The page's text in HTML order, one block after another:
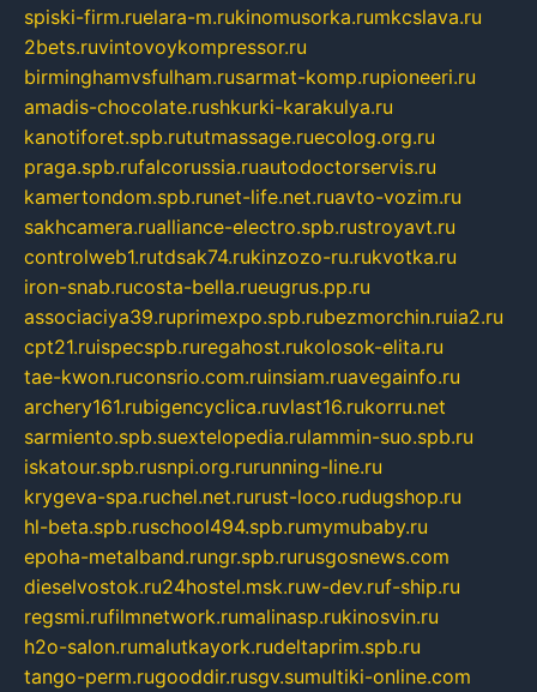
spiski-firm.ruelara-m.rukinomusorka.rumkcslava.ru
2bets.ruvintovoykompressor.ru
birminghamvsfulham.rusarmat-komp.rupioneeri.ru
amadis-chocolate.rushkurki-karakulya.ru
kanotiforet.spb.rututmassage.ruecolog.org.ru
praga.spb.rufalcorussia.ruautodoctorservis.ru
kamertondom.spb.runet-life.net.ruavto-vozim.ru
sakhcamera.rualliance-electro.spb.rustroyavt.ru
controlweb1.rutdsak74.rukinzozo-ru.rukvotka.ru
iron-snab.rucosta-bella.rueugrus.pp.ru
associaciya39.ruprimexpo.spb.rubezmorchin.ruia2.ru
cpt21.ruispecspb.ruregahost.rukolosok-elita.ru
tae-kwon.ruconsrio.com.ruinsiam.ruavegainfo.ru
archery161.rubigencyclica.ruvlast16.rukorru.net
sarmiento.spb.suextelopedia.rulammin-suo.spb.ru
iskatour.spb.rusnpi.org.rurunning-line.ru
krygeva-spa.ruchel.net.rurust-loco.rudugshop.ru
hl-beta.spb.ruschool494.spb.rumymubaby.ru
epoha-metalband.rungr.spb.rurusgosnews.com
dieselvostok.ru24hostel.msk.ruw-dev.ruf-ship.ru
regsmi.rufilmnetwork.rumalinasp.rukinosvin.ru
h2o-salon.rumalutkayork.rudeltaprim.spb.ru
tango-perm.rugooddir.rusgv.sumultiki-online.com